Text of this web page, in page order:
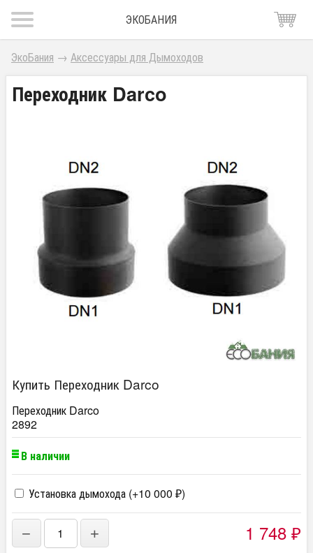
ЭКОБАНИЯ
ЭкоБания → Аксессуары для Дымоходов
Переходник Darco
Купить Переходник Darco
Переходник Darco
2892
В наличии
Установка дымохода (+10 000 ₽)
− + 1 748 ₽